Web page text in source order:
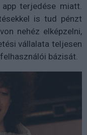
terjedése miatt.
is tud pénzt
nehéz elképzelni,
vállalata teljesen
bázisát.